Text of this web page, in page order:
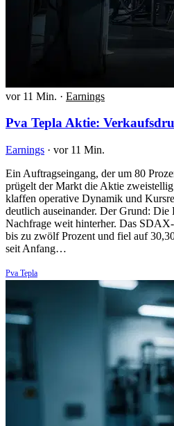
vor 11 Min. · Earnings
Pva Tepla Aktie:
Earnings · vor 11 Min.
Ein Auftragseingang, der um 80
prügelt der Markt die Aktie
klaffen operative Dynamik und
deutlich auseinander. Der Grund:
Nachfrage weit hinterher. Das
bis zu zwölf Prozent und fiel auf
seit Anfang…
Pva Tepla